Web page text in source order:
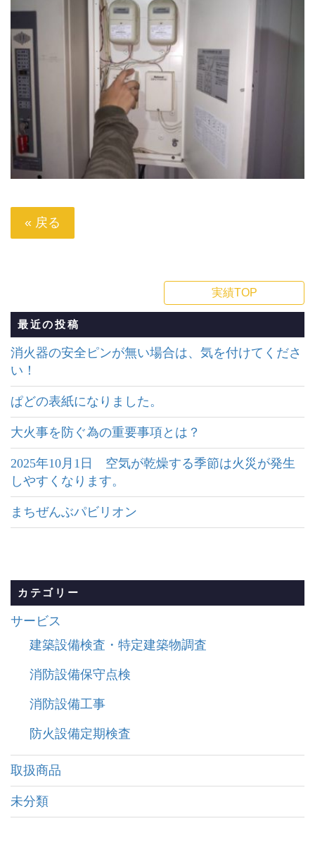
« 戻る
実績TOP
最近の投稿
消火器の安全ピンが無い場合は、気を付けてくださ
い！
ぱどの表紙になりました。
大火事を防ぐ為の重要事項とは？
2025年10月1日 空気が乾燥する季節は火災が発生
しやすくなります。
まちぜんぶパビリオン
カテゴリー
サービス
建築設備検査・特定建築物調査
消防設備保守点検
消防設備工事
防火設備定期検査
取扱商品
未分類